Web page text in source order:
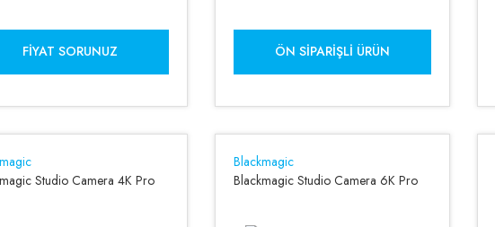
FIYAT SORUNUZ ÖN SIPARIŞLI ÜRÜN
Studio Camera 4K Pro
Blackmagic
Blackmagic Studio Camera 6K Pro